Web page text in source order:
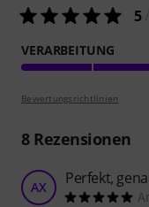
5/
VERARBEITUNG
Bewertungsrichtlinien
8Rezensionen
AX Perfekt,